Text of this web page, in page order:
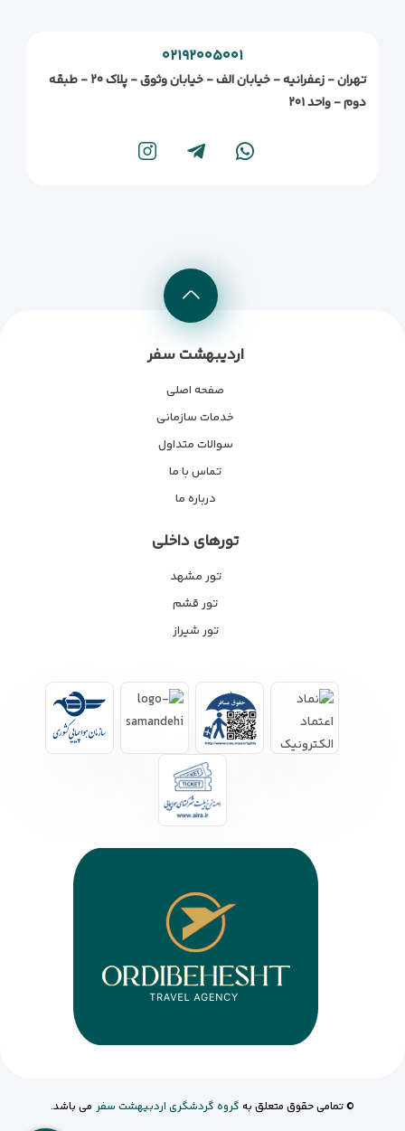
۰۲۱۹۲۰۰۵۰۰۱
تهران - زعفرانیه - خیابان الف - خیابان وثوق - پلاک ۲۰ - طبقه
دوم - واحد ۲۰۱
اردیبهشت سفر
صفحه اصلی
خدمات سازمانی
سوالات متداول
تماس با ما
درباره ما
تورهای داخلی
تور مشهد
تور قشم
تور شیراز
© تمامی حقوق متعلق به گروه گردشگری اردبیهشت سفر می باشد.